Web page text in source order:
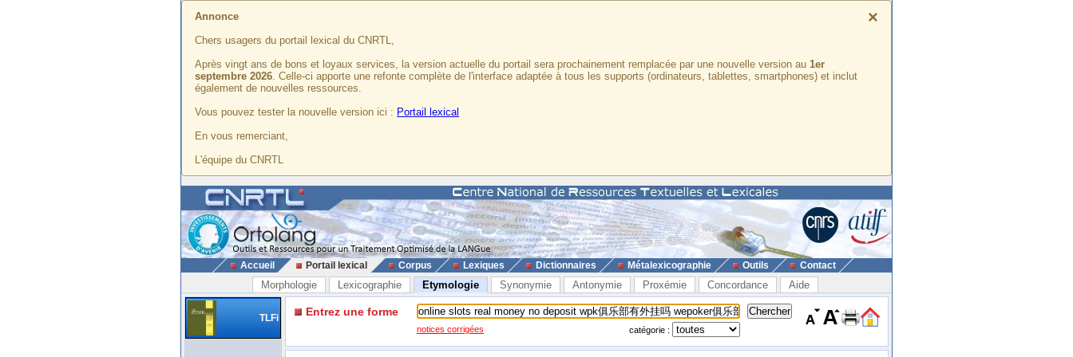
×
Annonce
Chers usagers du portail lexical du CNRTL,
Après vingt ans de bons et loyaux services, la version actuelle du portail sera prochainement remplacée par une nouvelle version au 1er
septembre 2026. Celle-ci apporte une refonte complète de l'interface adaptée à tous les supports (ordinateurs, tablettes, smartphones) et inclut
également de nouvelles ressources.
Vous pouvez tester la nouvelle version ici : Portail lexical
En vous remerciant,
L'équipe du CNRTL
Accueil Portail lexical Corpus Lexiques Dictionnaires Métalexicographie Outils Contact
Morphologie Lexicographie Etymologie Synonymie Antonymie Proxémie Concordance Aide
TLFi Entrez une forme
notices corrigées catégorie :